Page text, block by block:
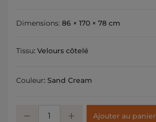
Dimensions: 86 × 170 × 78 cm
Tissu: Velours côtelé
Couleur: Sand Cream
Ajouter au panier